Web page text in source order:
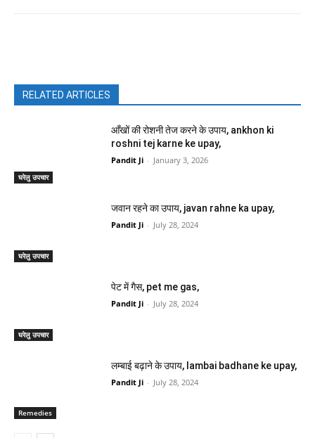
RELATED ARTICLES
घरेलु उपचार
आँखों की रोशनी तेज करने के उपाय, ankhon ki
roshni tej karne ke upay,
Pandit Ji - January 3, 2026
घरेलु उपचार
जवान रहने का उपाय, javan rahne ka upay,
Pandit Ji - July 28, 2024
घरेलु उपचार
पेट में गैस, pet me gas,
Pandit Ji - July 28, 2024
Remedies
लम्बाई बढ़ाने के उपाय, lambai badhane ke upay,
Pandit Ji - July 28, 2024